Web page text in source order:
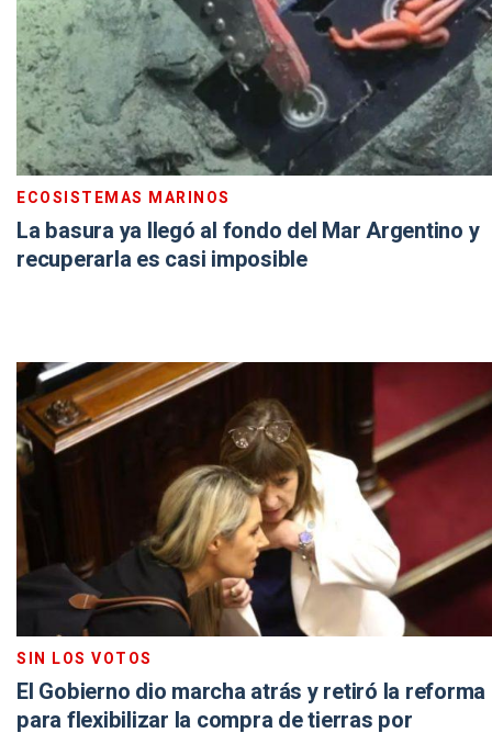
ECOSISTEMAS MARINOS
La basura ya llegó al fondo del Mar Argentino y
recuperarla es casi imposible
SIN LOS VOTOS
El Gobierno dio marcha atrás y retiró la reforma
para flexibilizar la compra de tierras por